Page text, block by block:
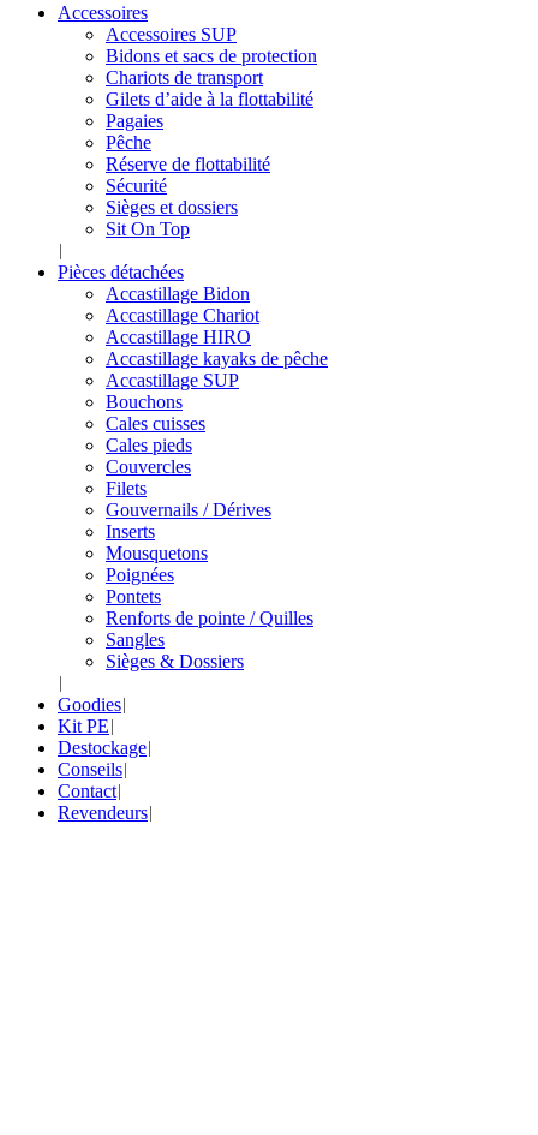
Accessoires
Accessoires SUP
Bidons et sacs de protection
Chariots de transport
Gilets d’aide à la flottabilité
Pagaies
Pêche
Réserve de flottabilité
Sécurité
Sièges et dossiers
Sit On Top
Pièces détachées
Accastillage Bidon
Accastillage Chariot
Accastillage HIRO
Accastillage kayaks de pêche
Accastillage SUP
Bouchons
Cales cuisses
Cales pieds
Couvercles
Filets
Gouvernails / Dérives
Inserts
Mousquetons
Poignées
Pontets
Renforts de pointe / Quilles
Sangles
Sièges & Dossiers
Goodies
Kit PE
Destockage
Conseils
Contact
Revendeurs